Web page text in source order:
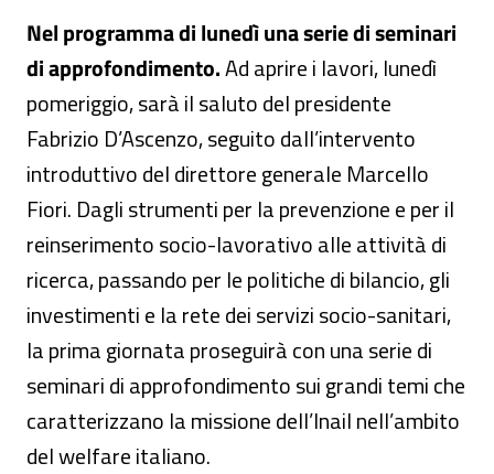
Nel programma di lunedì una serie di seminari
di approfondimento.Ad aprire i lavori, lunedì
pomeriggio, sarà il saluto del presidente
Fabrizio D’Ascenzo, seguito dall’intervento
introduttivo del direttore generale Marcello
Fiori. Dagli strumenti per la prevenzione e per il
reinserimento socio-lavorativo alle attività di
ricerca, passando per le politiche di bilancio, gli
investimenti e la rete dei servizi socio-sanitari,
la prima giornata proseguirà con una serie di
seminari di approfondimento sui grandi temi che
caratterizzano la missione dell’Inail nell’ambito
del welfare italiano.